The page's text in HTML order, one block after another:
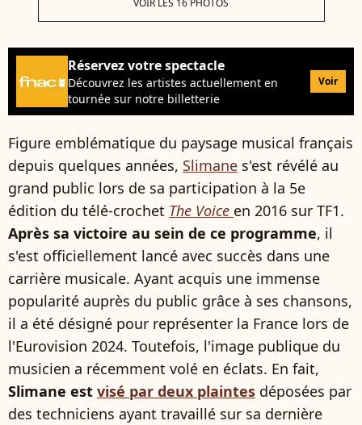
VOIR LES 16 PHOTOS
Réservez votre spectacle
Découvrez les artistes actuellement en
tournée sur notre billetterie
Voir
Figure emblématique du paysage musical français
depuis quelques années, Slimane s'est révélé au
grand public lors de sa participation à la 5e
édition du télé-crochet The Voice en 2016 sur TF1.
Après sa victoire au sein de ce programme, il
s'est officiellement lancé avec succès dans une
carrière musicale. Ayant acquis une immense
popularité auprès du public grâce à ses chansons,
il a été désigné pour représenter la France lors de
l'Eurovision 2024. Toutefois, l'image publique du
musicien a récemment volé en éclats. En fait,
Slimane est visé par deux plaintes déposées par
des techniciens ayant travaillé sur sa dernière